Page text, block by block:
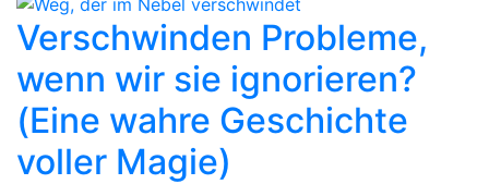
Verschwinden Probleme,
wenn wir sie ignorieren?
(Eine wahre Geschichte
voller Magie)